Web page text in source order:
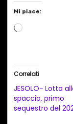
Mi piace:
C
a
m
Correlati
JESOLO- Lotta
spaccio, primo
sequestro del